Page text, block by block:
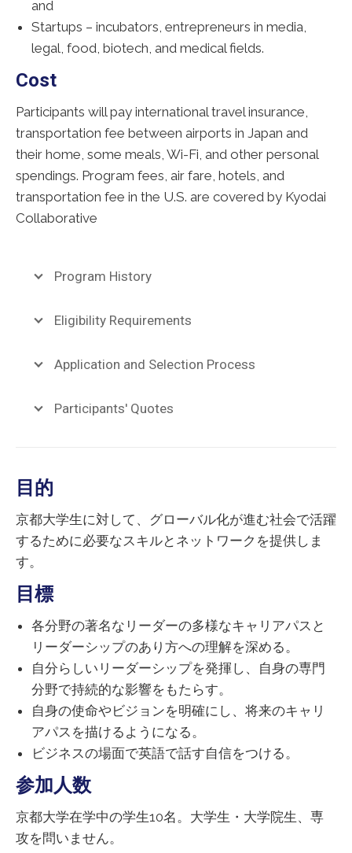
and
Startups – incubators, entrepreneurs in media,
legal, food, biotech, and medical fields.
Cost
Participants will pay international travel insurance,
transportation fee between airports in Japan and
their home, some meals, Wi-Fi, and other personal
spendings. Program fees, air fare, hotels, and
transportation fee in the U.S. are covered by Kyodai
Collaborative
Program History
Eligibility Requirements
Application and Selection Process
Participants' Quotes
目的
京都大学生に対して、グローバル化が進む社会で活躍
するために必要なスキルとネットワークを提供しま
す。
目標
各分野の著名なリーダーの多様なキャリアパスと
リーダーシップのあり方への理解を深める。
自分らしいリーダーシップを発揮し、自身の専門
分野で持続的な影響をもたらす。
自身の使命やビジョンを明確にし、将来のキャリ
アパスを描けるようになる。
ビジネスの場面で英語で話す自信をつける。
参加人数
京都大学在学中の学生10名。大学生・大学院生、専
攻を問いません。